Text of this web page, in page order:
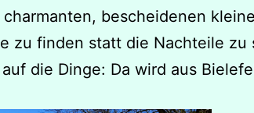
bescheidenen
zu finden statt die Nachteile zu
die Dinge: Da wird aus